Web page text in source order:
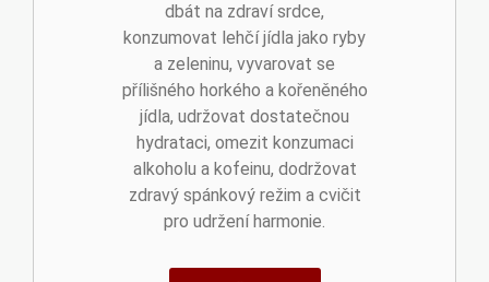
dbát na zdraví srdce,
konzumovat lehčí jídla jako ryby
a zeleninu, vyvarovat se
přílišného horkého a kořeněného
jídla, udržovat dostatečnou
hydrataci, omezit konzumaci
alkoholu a kofeinu, dodržovat
zdravý spánkový režim a cvičit
pro udržení harmonie.